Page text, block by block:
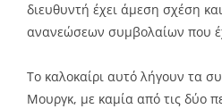
διευθυντή έχει άμεση σχέση
ανανεώσεων συμβολαίων που
Το καλοκαίρι αυτό λήγουν τα
Μουργκ, με καμία από τις δύο